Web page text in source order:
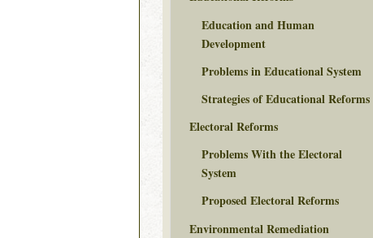
Education and Human
Development
Problems in Educational System
Strategies of Educational Reforms
Electoral Reforms
Problems With the Electoral
System
Proposed Electoral Reforms
Environmental Remediation